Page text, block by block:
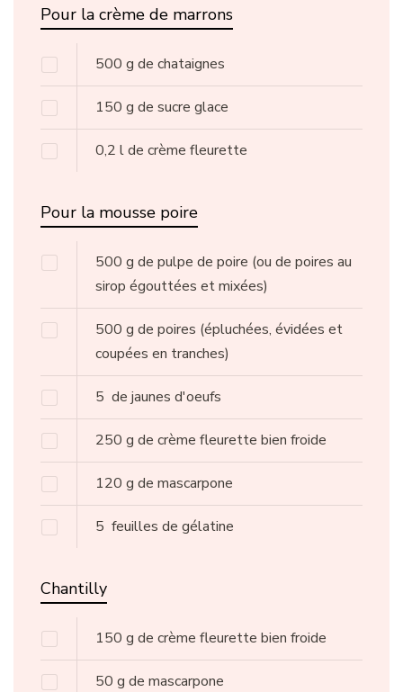
Pour la crème de marrons
500 g de chataignes
150 g de sucre glace
0,2 lde crème fleurette
Pour la mousse poire
500 g de pulpe de poire (ou de poires au
sirop égouttées et mixées)
500 g de poires (épluchées, évidées et
coupées en tranches)
5 de jaunes d'oeufs
250 g de crème fleurette bien froide
120 g de mascarpone
5 feuilles de gélatine
Chantilly
150 g de crème fleurette bien froide
50 g de mascarpone